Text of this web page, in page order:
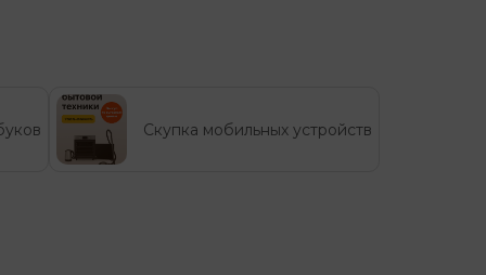
Скупка мобильных устройств